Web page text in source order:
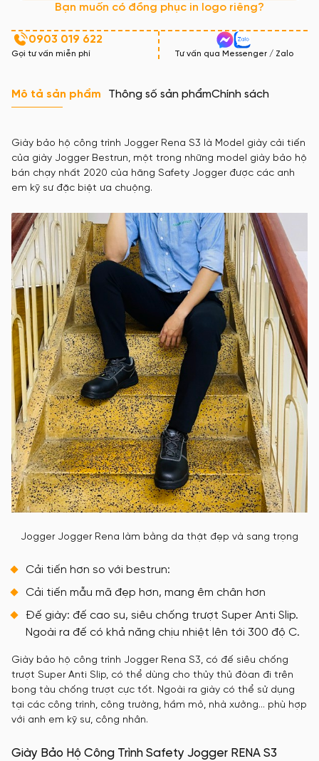
Bạn muốn có đồng phục in logo riêng?
0903 019 622
Gọi tư vấn miễn phí Tư vấn qua Messenger / Zalo
Mô tả sản phẩm Thông số sản phẩmChính sách
Giày bảo hộ công trình Jogger Rena S3 là Model giày cải tiến
của giày Jogger Bestrun, một trong những model giày bảo hộ
bán chạy nhất 2020 của hãng Safety Jogger được các anh
em kỹ sư đặc biệt ưa chuộng.
Jogger Jogger Rena làm bằng da thật đẹp và sang trọng
Cải tiến hơn so với bestrun:
Cải tiến mẫu mã đẹp hơn, mang êm chân hơn
Đế giày: đế cao su, siêu chống trượt Super Anti Slip.
Ngoài ra đế có khả năng chịu nhiệt lên tới 300 độ C.
Giày bảo hộ công trình Jogger Rena S3, có đế siêu chống
trượt Super Anti Slip, có thể dùng cho thủy thủ đòan đi trên
bong tàu chống trượt cực tốt. Ngoài ra giày có thể sử dụng
tại các công trình, công trường, hầm mỏ, nhà xưởng… phù hợp
với anh em kỹ sư, công nhân.
Giày Bảo Hộ Công Trình Safety Jogger RENA S3